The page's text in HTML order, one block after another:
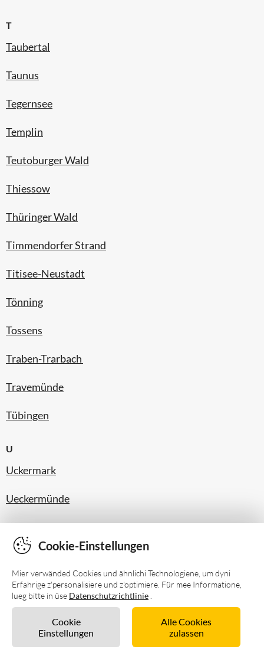
T
Taubertal
Taunus
Tegernsee
Templin
Teutoburger Wald
Thiessow
Thüringer Wald
Timmendorfer Strand
Titisee-Neustadt
Tönning
Tossens
Traben-Trarbach
Travemünde
Tübingen
U
Uckermark
Ueckermünde
Usedom
Vogtland
Walchensee
Cookie-Einstellungen
Mier verwänded Cookies und ähnlichi Technologiene, um dyni
Erfahrige z'personalisiere und z'optimiere. Für mee Informatione,
lueg bitte in üse Datenschutzrichtlinie
Cookie
Einstellungen
Alle Cookies
zulassen